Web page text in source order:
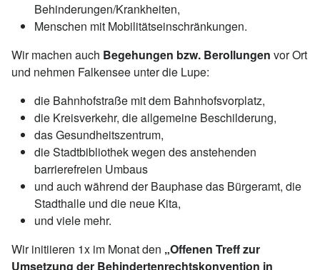
Behinderungen/Krankheiten,
Menschen mit Mobilitätseinschränkungen.
Wir machen auch Begehungen bzw. Berollungen vor Ort
und nehmen Falkensee unter die Lupe:
die Bahnhofstraße mit dem Bahnhofsvorplatz,
die Kreisverkehr, die allgemeine Beschilderung,
das Gesundheitszentrum,
die Stadtbibliothek wegen des anstehenden
barrierefreien Umbaus
und auch während der Bauphase das Bürgeramt, die
Stadthalle und die neue Kita,
und viele mehr.
Wir initiieren 1x im Monat den „Offenen Treff zur
Umsetzung der Behindertenrechtskonvention in